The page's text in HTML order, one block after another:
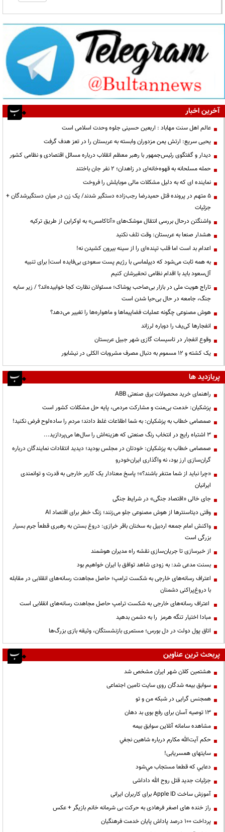
آخرین اخبار
عالم اهل سنت مهاباد : اربعین حسینی جلوه وحدت اسلامی است
یحیی سریع: ارتش یمن مزدوران وابسته به عربستان را در تعز هدف گرفت
دیدار و گفتگوی رئیس‌جمهور با رهبر معظم انقلاب درباره مسائل اقتصادی و نظامی کشور
حمله مسلحانه به قهوه‌خانه‌ای در زاهدان؛ ۲ نفر جان باختند
نماینده ای که به دلیل مشکلات مالی موبایلش را فروخت
۵ متهم در پرونده قتل حمیدرضا رجب‌زاده دستگیر شدند/ یک زن در میان دستگیرشدگان +
جزئیات
واشنگتن درحال بررسی انتقال موشک‌های «آتاکامس» به اوکراین از طریق ترکیه
هشدار صنعا به عربستان: وقت تلف نکنید
اعدام بد است اما قلب تپنده‌ای را از سینه بیرون کشیدن نه!
به همه ثابت می‌شود که دیپلماسی با رژیم پست سعودی بی‌فایده است| برای تنبیه
آل‌سعود باید با اقدام نظامی تحقیرشان کنیم
تاراج هویت ملی در بازار بی‌صاحب پوشاک؛ مسئولان نظارت کجا خوابیده‌اند؟ / زیر سایه
جنگ، جامعه در حال بی‌حیا شدن است
هوش مصنوعی چگونه عملیات فضاپیماها و ماهواره‌ها را تغییر می‌دهد؟
انفجارها کی‌یف را دوباره لرزاند
وقوع انفجار در تاسیسات گازی شهر جبیل عربستان
یک کشته و ۱۲ مسموم به دنبال مصرف مشروبات الکلی در نیشابور
پربازدید ها
راهنمای خرید محصولات برق صنعتی ABB
پزشکیان: خدمت بی‌منت و مشارکت مردمی، پایه حل مشکلات کشور است
صمصامی خطاب به پزشکیان: به شما اطلاعات غلط دادند؛ مردم را ساده‌لوح فرض نکنید!
3 اشتباه رایج در انتخاب رنگ صنعتی که هزینه‌اش را سال‌ها می‌پردازید...
صمصامی خطاب به پزشکیان: خودتان در مجلس بودید؛ دیدید انتقادات نمایندگان درباره
گران‌سازی ارز بود، نه واگذاری ایران‌خودرو
«چرا نباید از شما متنفر باشند؟»؛ پاسخ معنادار یک کاربر خارجی به قدرت و توانمندی
ایرانیان
جای خالی «اقتصاد جنگی» در شرایط جنگی
وقتی دیتاسنترها از هوش مصنوعی جلو می‌زنند؛ زنگ خطر برای اقتصاد AI
واکنش امام جمعه اردبیل به سخنان باقر خرازی: دروغ بستن به رهبری قطعاً جرم بسیار
بزرگی است
از خبرسازی تا جریان‌سازی نقشه راه مدیران هوشمند
بسنت مدعی شد: به زودی شاهد توافق با ایران خواهیم بود
اعتراف رسانه‌های خارجی به شکست ترامپ؛ حاصل مجاهدت رسانه‌های انقلابی در مقابله
با دروغ‌پراکنی دشمنان
اعتراف رسانه‌های خارجی به شکست ترامپ حاصل مجاهدت رسانه‌های انقلابی است
مبادا اختیار تنگه هرمز را به دشمن بدهید
اتاق پول دولت در دل بورس؛ مستمری بازنشستگان، وثیقه بازی بزرگ‌ها
پربحث ترین عناوین
هشتمین کلان شهر ایران مشخص شد
سوابق بیمه شدگان روی سایت تامین اجتماعی
همجنس گرایی در شبکه من و تو
13 توصیه آسان برای رفع بوی بد دهان
مشاهده سامانه آنلاين سوابق بیمه
حكم آيت‌الله مكارم درباره شاهين نجفي
سایتهای همسریابی!
دعايي كه قطعا مستجاب مي‌شود
جزئیات جدید قتل روح الله داداشی
آموزش ساخت Apple ID برای کاربران ایرانی
راز خنده های اصغر فرهادی به حرکت بی شرمانه خانم بازیگر + عکس
پرداخت ۱۰۰ درصد پاداش پایان خدمت فرهنگیان